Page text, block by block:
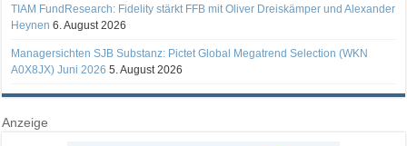
TIAM FundResearch: Fidelity stärkt FFB mit Oliver Dreiskämper und Alexander
Heynen 6. August 2026
Managersichten SJB Substanz: Pictet Global Megatrend Selection (WKN
A0X8JX) Juni 2026 5. August 2026
Anzeige